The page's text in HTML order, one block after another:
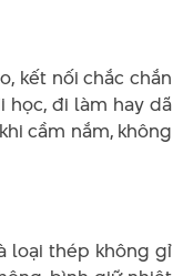
kết nối chắc chắn
đi làm hay dã
cầm nắm, không
loại thép không gỉ